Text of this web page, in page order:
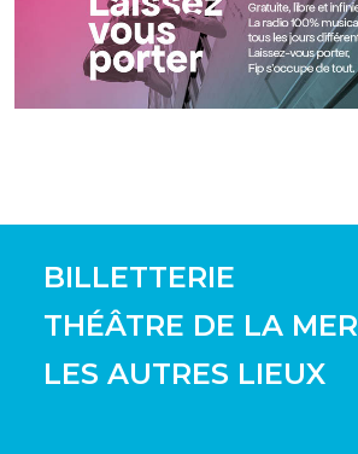
BILLETTERIE
THÉÂTRE DE LA MER
LES AUTRES LIEUX